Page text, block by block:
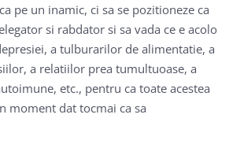
pe un inamic, ci sa se pozitioneze ca
si rabdator si sa vada ce e acolo
a tulburarilor de alimentatie, a
a relatiilor prea tumultuoase, a
etc., pentru ca toate acestea
moment dat tocmai ca sa